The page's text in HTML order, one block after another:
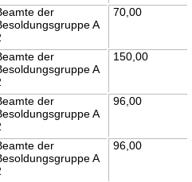
der
A
70,00
der
A
150,00
der
A
96,00
der
A
96,00